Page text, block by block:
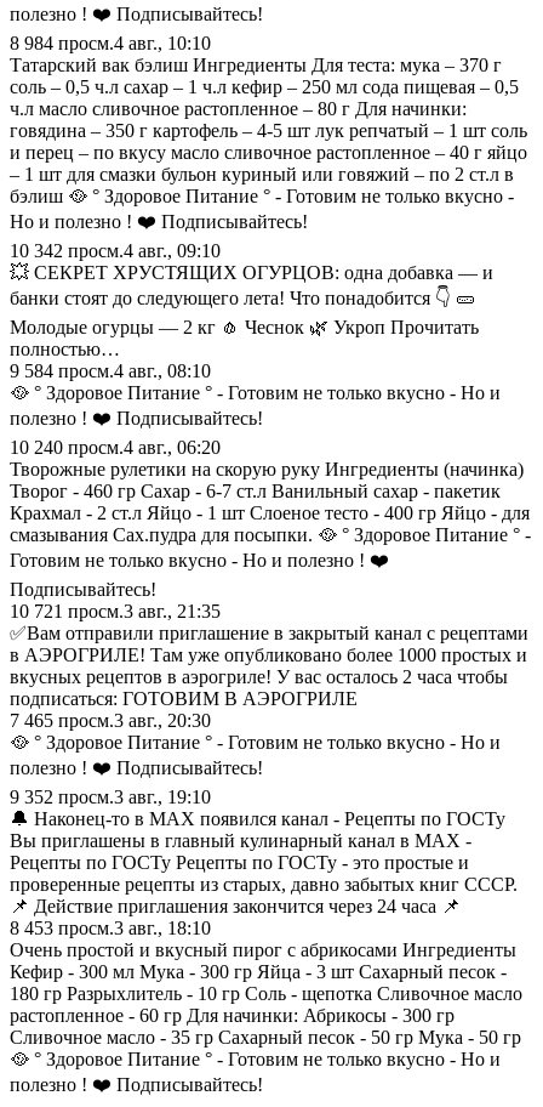
полезно ! ❤️ Подписывайтесь!
8 984 просм.4 авг., 10:10
Татарский вак бэлиш Ингредиенты Для теста: мука – 370 г
соль – 0,5 ч.л сахар – 1 ч.л кефир – 250 мл сода пищевая – 0,5
ч.л масло сливочное растопленное – 80 г Для начинки:
говядина – 350 г картофель – 4-5 шт лук репчатый – 1 шт соль
и перец – по вкусу масло сливочное растопленное – 40 г яйцо
– 1 шт для смазки бульон куриный или говяжий – по 2 ст.л в
бэлиш 🥘 ° Здоровое Питание ° - Готовим не только вкусно -
Но и полезно ! ❤️ Подписывайтесь!
10 342 просм.4 авг., 09:10
💥 СЕКРЕТ ХРУСТЯЩИХ ОГУРЦОВ: одна добавка — и
банки стоят до следующего лета! Что понадобится 👇 🥒
Молодые огурцы — 2 кг 🧄 Чеснок 🌿 Укроп Прочитать
полностью…
9 584 просм.4 авг., 08:10
🥘 ° Здоровое Питание ° - Готовим не только вкусно - Но и
полезно ! ❤️ Подписывайтесь!
10 240 просм.4 авг., 06:20
Творожные рулетики на скорую руку Ингредиенты (начинка)
Творог - 460 гр Сахар - 6-7 ст.л Ванильный сахар - пакетик
Крахмал - 2 ст.л Яйцо - 1 шт Слоеное тесто - 400 гр Яйцо - для
смазывания Сах.пудра для посыпки. 🥘 ° Здоровое Питание ° -
Готовим не только вкусно - Но и полезно ! ❤️
Подписывайтесь!
10 721 просм.3 авг., 21:35
✅Вам отправили приглашение в закрытый канал с рецептами
в АЭРОГРИЛЕ! Там уже опубликовано более 1000 простых и
вкусных рецептов в аэрогриле! У вас осталось 2 часа чтобы
подписаться: ГОТОВИМ В АЭРОГРИЛЕ
7 465 просм.3 авг., 20:30
🥘 ° Здоровое Питание ° - Готовим не только вкусно - Но и
полезно ! ❤️ Подписывайтесь!
9 352 просм.3 авг., 19:10
🔔 Наконец-то в МАХ появился канал - Рецепты по ГОСТу
Вы приглашены в главный кулинарный канал в МАХ -
Рецепты по ГОСТу Рецепты по ГОСТу - это простые и
проверенные рецепты из старых, давно забытых книг СССР.
📌 Действие приглашения закончится через 24 часа 📌
8 453 просм.3 авг., 18:10
Очень простой и вкусный пирог с абрикосами Ингредиенты
Кефир - 300 мл Мука - 300 гр Яйца - 3 шт Сахарный песок -
180 гр Разрыхлитель - 10 гр Соль - щепотка Сливочное масло
растопленное - 60 гр Для начинки: Абрикосы - 300 гр
Сливочное масло - 35 гр Сахарный песок - 50 гр Мука - 50 гр
🥘 ° Здоровое Питание ° - Готовим не только вкусно - Но и
полезно ! ❤️ Подписывайтесь!